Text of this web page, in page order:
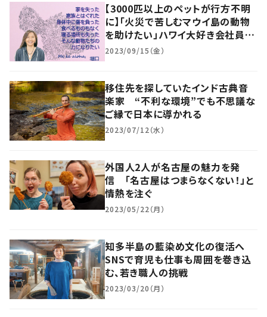
【3000匹以上のペットが行方不明
に】「火災で苦しむマウイ島の動物
を助けたい」ハワイ大好き会社員の
挑戦
2023/09/15（金）
移住先を探していたインド古典音
楽家 “不利な環境”でも不思議な
ご縁で日本に導かれる
2023/07/12（水）
外国人2人が名古屋の魅力を発
信 「名古屋はつまらなくない！」と
情熱を注ぐ
2023/05/22（月）
知多半島の藍染め文化の復活へ
SNSで育児も仕事も周囲を巻き込
む、若き職人の挑戦
2023/03/20（月）